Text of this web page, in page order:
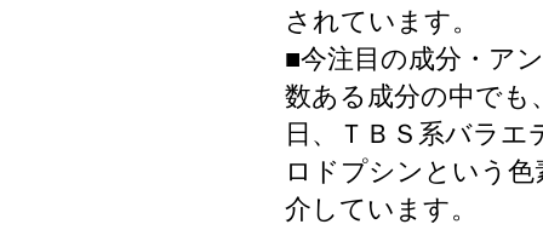
されています。
■今注目の成分・ア
数ある成分の中でも
日、ＴＢＳ系バラ
ロドプシンという
介しています。